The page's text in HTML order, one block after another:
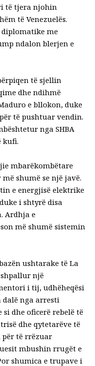
të tjera njohin
të Venezuelës.
me
ndalon blerjen e
të sjellin
dhe ndihmë
e bllokon, duke
të pushtuar vendin.
nga SHBA
kufi.
mbarëkombëtare
shumë se një javë.
e energjisë elektrike
i shtyrë disa
Ardhja e
më shumë sistemin
ushtarake të La
shpallur një
i tij, udhëheqësi
dalë nga arresti
dhe oficerë rebelë të
dhe qytetarëve të
për të rrëzuar
mbushin rrugët e
shumica e trupave i